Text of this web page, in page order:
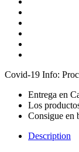
Covid-19 Info:
Entrega en
Los
Consigue en
Description